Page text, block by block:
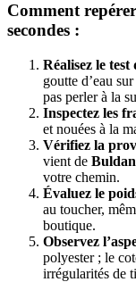
Comment
secondes :
Réalisez le
goutte d’eau
pas perler à la
Inspectez les
et nouées à la
Vérifiez la
vient de Buldan
votre chemin.
Évaluez le
au toucher,
boutique.
Observez
polyester ; le
irrégularités de